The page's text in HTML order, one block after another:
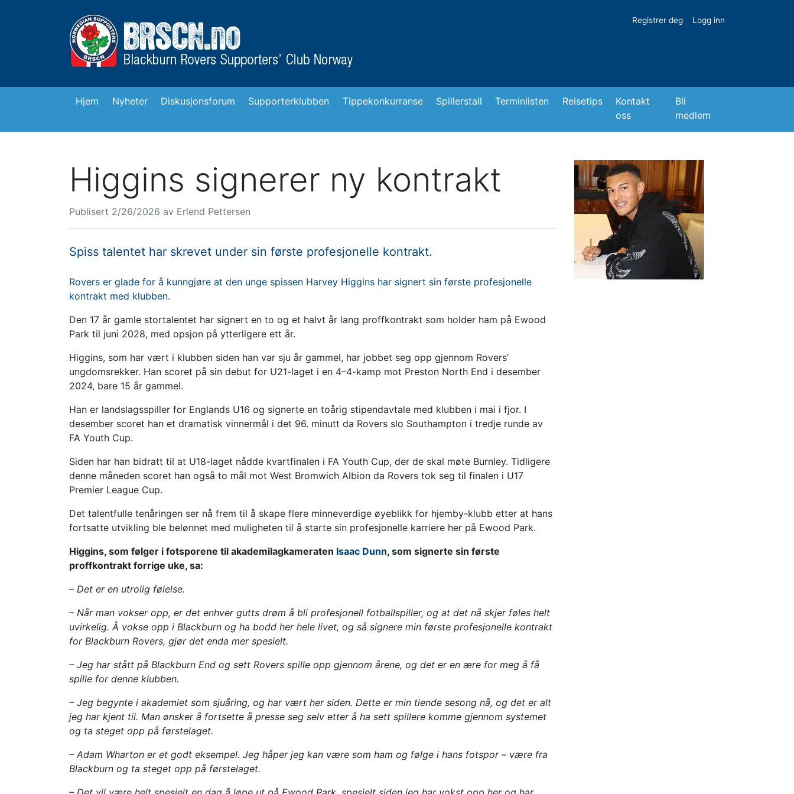
Registrer deg Logg inn
Hjem Nyheter Diskusjonsforum Supporterklubben Tippekonkurranse Spillerstall Terminlisten Reisetips
Kontakt
oss
Bli
medlem
Higgins signerer ny kontrakt
Publisert 2/26/2026 av Erlend Pettersen
Spiss talentet har skrevet under sin første profesjonelle kontrakt.
Rovers er glade for å kunngjøre at den unge spissen Harvey Higgins har signert sin første profesjonelle
kontrakt med klubben.
Den 17 år gamle stortalentet har signert en to og et halvt år lang proffkontrakt som holder ham på Ewood
Park til juni 2028, med opsjon på ytterligere ett år.
Higgins, som har vært i klubben siden han var sju år gammel, har jobbet seg opp gjennom Rovers’
ungdomsrekker. Han scoret på sin debut for U21-laget i en 4–4-kamp mot Preston North End i desember
2024, bare 15 år gammel.
Han er landslagsspiller for Englands U16 og signerte en toårig stipendavtale med klubben i mai i fjor. I
desember scoret han et dramatisk vinnermål i det 96. minutt da Rovers slo Southampton i tredje runde av
FA Youth Cup.
Siden har han bidratt til at U18-laget nådde kvartfinalen i FA Youth Cup, der de skal møte Burnley. Tidligere
denne måneden scoret han også to mål mot West Bromwich Albion da Rovers tok seg til finalen i U17
Premier League Cup.
Det talentfulle tenåringen ser nå frem til å skape flere minneverdige øyeblikk for hjemby-klubb etter at hans
fortsatte utvikling ble belønnet med muligheten til å starte sin profesjonelle karriere her på Ewood Park.
Higgins, som følger i fotsporene til akademilagkameraten Isaac Dunn, som signerte sin første
proffkontrakt forrige uke, sa:
– Det er en utrolig følelse.
– Når man vokser opp, er det enhver gutts drøm å bli profesjonell fotballspiller, og at det nå skjer føles helt
uvirkelig. Å vokse opp i Blackburn og ha bodd her hele livet, og så signere min første profesjonelle kontrakt
for Blackburn Rovers, gjør det enda mer spesielt.
– Jeg har stått på Blackburn End og sett Rovers spille opp gjennom årene, og det er en ære for meg å få
spille for denne klubben.
– Jeg begynte i akademiet som sjuåring, og har vært her siden. Dette er min tiende sesong nå, og det er alt
jeg har kjent til. Man ønsker å fortsette å presse seg selv etter å ha sett spillere komme gjennom systemet
og ta steget opp på førstelaget.
– Adam Wharton er et godt eksempel. Jeg håper jeg kan være som ham og følge i hans fotspor – være fra
Blackburn og ta steget opp på førstelaget.